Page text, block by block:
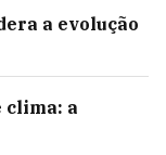
a evolução
clima: a